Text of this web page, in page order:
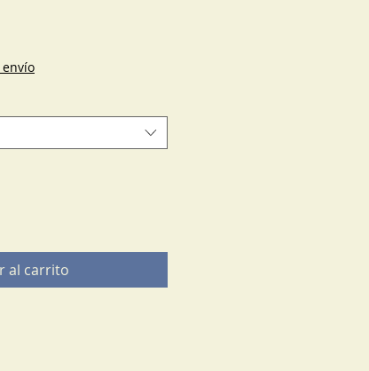
al carrito